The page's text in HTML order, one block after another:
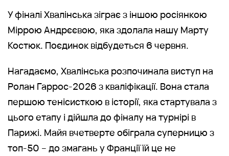
У фіналі Хвалінська зіграє з іншою росіянкою
Міррою Андрєєвою, яка здолала нашу Марту
Костюк. Поєдинок відбудеться 6 червня.
Нагадаємо, Хвалінська розпочинала виступ на
Ролан Гаррос-2026 з кваліфікації. Вона стала
першою тенісисткою в історії, яка стартувала з
цього етапу і дійшла до фіналу на турнірі в
Парижі. Майя вчетверте обіграла суперницю з
топ-50 – до змагань у Франції їй це не